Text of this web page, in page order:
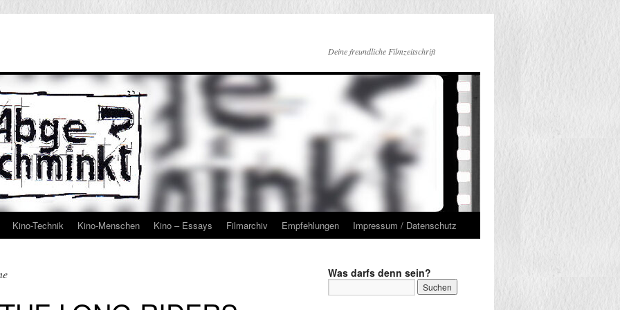
Deine freundliche Filmzeitschrift
Kino-Technik Kino-Menschen Kino – Essays Filmarchiv Empfehlungen Impressum / Datenschutz
Was darfs denn sein?